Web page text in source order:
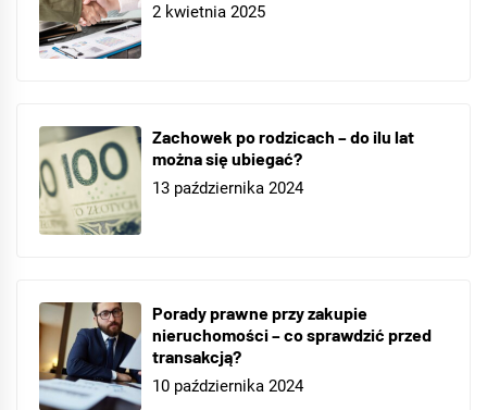
2 kwietnia 2025
Zachowek po rodzicach – do ilu lat
można się ubiegać?
13 października 2024
Porady prawne przy zakupie
nieruchomości – co sprawdzić przed
transakcją?
10 października 2024